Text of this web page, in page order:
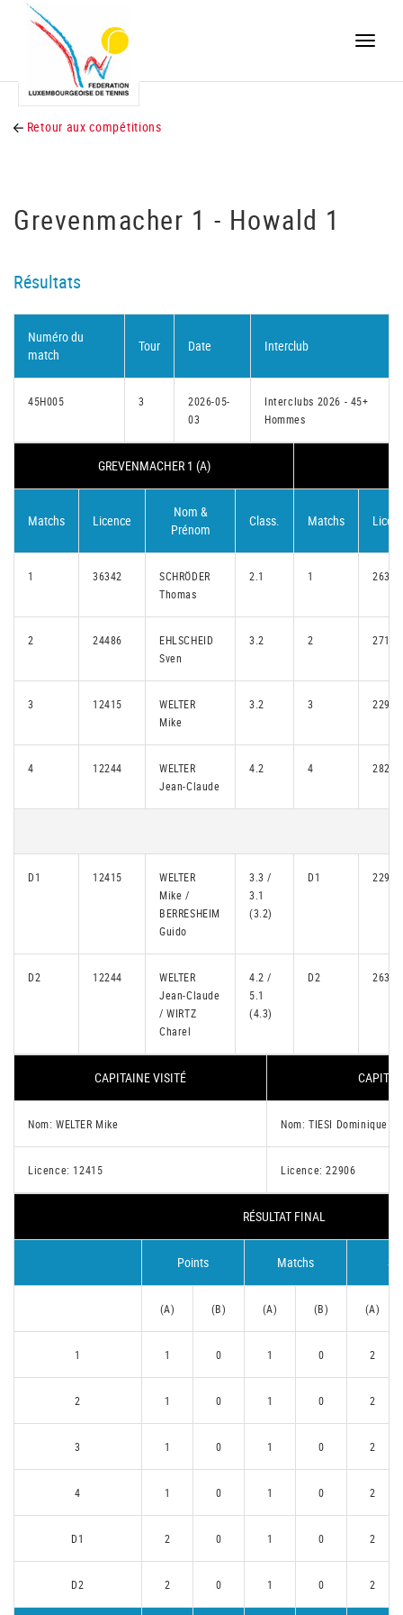
Toggle
Retour aux compétitions
Grevenmacher 1 - Howald 1
Résultats
Numéro du
match
Tour Date Interclub
45H005 3
2026-05-
03
Interclubs 2026 - 45+
Hommes
GREVENMACHER 1 (A)
Matchs Licence
Nom &
Prénom
Class. Matchs
1 36342
SCHRÖDER
Thomas
2.1 1 26319
2 24486
EHLSCHEID
Sven
3.2 2 27129
3 12415
WELTER
Mike
3.2 3 22906
4 12244
WELTER
Jean-Claude
4.2 4 28201
D1 12415
WELTER
Mike /
BERRESHEIM
Guido
3.3 /
3.1
(3.2)
D1 22906
D2 12244
WELTER
Jean-Claude
/ WIRTZ
Charel
4.2 /
5.1
(4.3)
D2 26319
CAPITAINE VISITÉ
Nom: WELTER Mike Nom: TIESI Dominique
Licence: 12415 Licence: 22906
RÉSULTAT FINAL
Points Matchs
(A) (B) (A) (B) (A)
1 1 0 1 0 2
2 1 0 1 0 2
3 1 0 1 0 2
4 1 0 1 0 2
D1 2 0 1 0 2
D2 2 0 1 0 2